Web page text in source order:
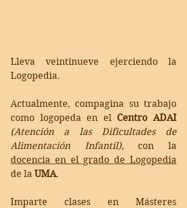
Lleva veintinueve ejerciendo la
Logopedia.
Actualmente, compagina su trabajo
como logopeda en el
(Atención a las Dificultades de
Alimentación Infantil),
docencia en el grado de Logopedia
de la UMA.
Imparte clases en Másteres